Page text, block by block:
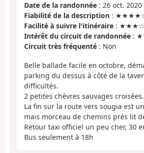
Date de la randonnée : 26 oct. 2020
Fiabilité de la description :
Facilité à suivre l'itinéraire :
Intérêt du circuit de randonnée :
Circuit très fréquenté : Non
Belle ballade facile en octobre,
parking du dessus à côté de la
difficultés.
2 petites chèvres sauvages croisées.
La fin sur la route vers sougia est
mais morceau de chemins près lit
Retour taxi officiel un peu cher, 30
Bus seulement à 18h